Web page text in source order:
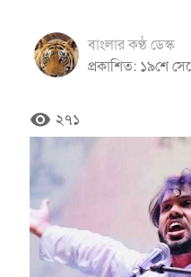
বাংলার কণ্ঠ ডেস্ক
প্রকাশিত: ১৯শে
remove_red_eye ২৭১